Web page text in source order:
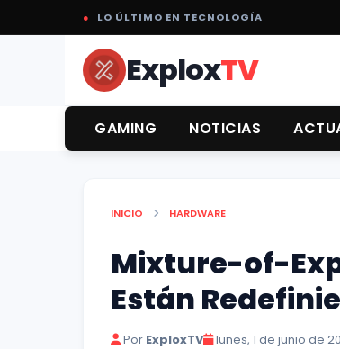
● LO ÚLTIMO EN TECNOLOGÍA
ExploxTV
GAMING NOTICIAS
INICIO HARDWARE
Mixture-of-
Están
Por ExploxTV lunes, 1 de junio de